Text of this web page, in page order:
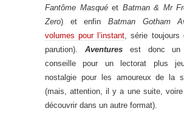
Fantôme Masquéet Batman & Mr
Zero) et enfin Batman Gotham
volumes pour l’instant, série toujours
parution). Aventuresest donc un
conseille pour un lectorat plus
nostalgie pour les amoureux de la
(mais, attention, il y a une suite,
découvrir dans un autre format).